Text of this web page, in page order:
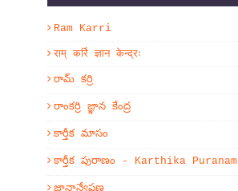
Ram Karri
राम् कर्रि ज्ञान केन्द्रः
రామ్ కర్రి
రాంకర్రి జ్ఞాన కేంద్ర
కార్తీక మాసం
కార్తీక పురాణం - Karthika Puranam
జ్ఞానాన్వేషణ